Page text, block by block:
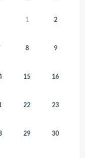
1 2
8 9
15 16
22 23
29 30